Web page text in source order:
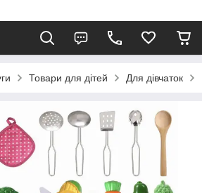
Товари для дітей Для дівчаток